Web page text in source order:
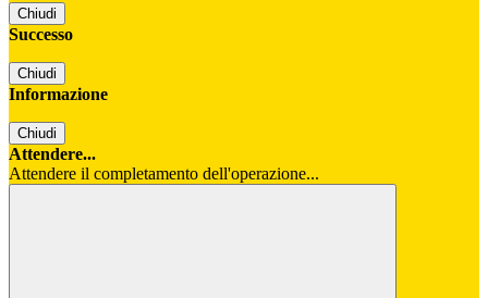
Chiudi
Successo
Chiudi
Informazione
Chiudi
Attendere...
Attendere il completamento dell'operazione...